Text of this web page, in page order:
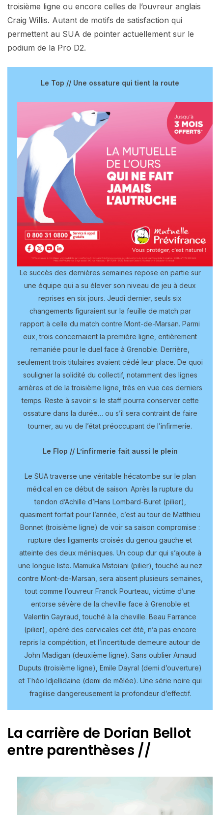
troisième ligne ou encore celles de l’ouvreur anglais
Craig Willis. Autant de motifs de satisfaction qui
permettent au SUA de pointer actuellement sur le
podium de la Pro D2.
Le Top // Une ossature qui tient la route
Le succès des dernières semaines repose en partie sur
une équipe qui a su élever son niveau de jeu à deux
reprises en six jours. Jeudi dernier, seuls six
changements figuraient sur la feuille de match par
rapport à celle du match contre Mont-de-Marsan. Parmi
eux, trois concernaient la première ligne, entièrement
remaniée pour le duel face à Grenoble. Derrière,
seulement trois titulaires avaient cédé leur place. De quoi
souligner la solidité du collectif, notamment des lignes
arrières et de la troisième ligne, très en vue ces derniers
temps. Reste à savoir si le staff pourra conserver cette
ossature dans la durée… ou s’il sera contraint de faire
tourner, au vu de l’état préoccupant de l’infirmerie.
Le Flop // L’infirmerie fait aussi le plein
Le SUA traverse une véritable hécatombe sur le plan
médical en ce début de saison. Après la rupture du
tendon d’Achille d’Hans Lombard-Buret (pilier),
quasiment forfait pour l’année, c’est au tour de Matthieu
Bonnet (troisième ligne) de voir sa saison compromise :
rupture des ligaments croisés du genou gauche et
atteinte des deux ménisques. Un coup dur qui s’ajoute à
une longue liste. Mamuka Mstoiani (pilier), touché au nez
contre Mont-de-Marsan, sera absent plusieurs semaines,
tout comme l’ouvreur Franck Pourteau, victime d’une
entorse sévère de la cheville face à Grenoble et
Valentin Gayraud, touché à la cheville. Beau Farrance
(pilier), opéré des cervicales cet été, n’a pas encore
repris la compétition, et l’incertitude demeure autour de
John Madigan (deuxième ligne). Sans oublier Arnaud
Duputs (troisième ligne), Emile Dayral (demi d’ouverture)
et Théo Idjellidaine (demi de mêlée). Une série noire qui
fragilise dangereusement la profondeur d’effectif.
La carrière de Dorian Bellot
entre parenthèses //